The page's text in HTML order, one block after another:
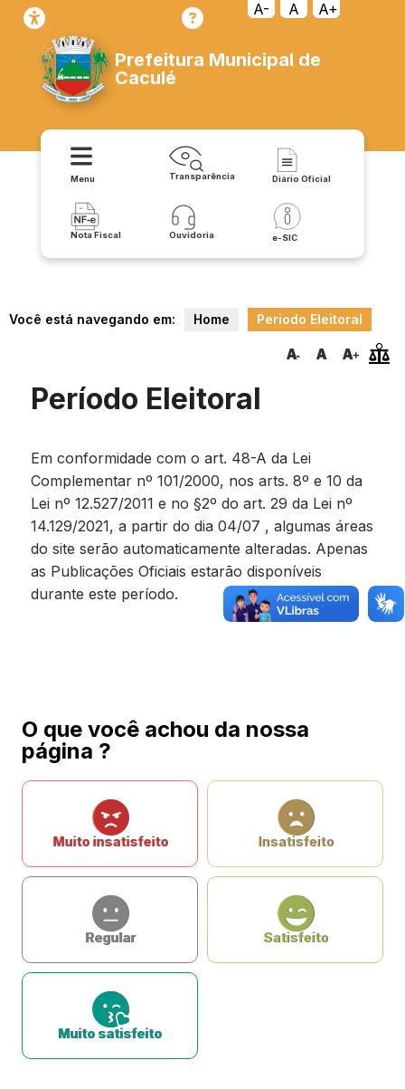
A- A A+
Prefeitura Municipal de
Caculé
Menu Transparência Diário Oficial
Nota Fiscal Ouvidoria e-SIC
Você está navegando em: Home Periodo Eleitoral
Período Eleitoral
Em conformidade com o art. 48-A da Lei
Complementar nº 101/2000, nos arts. 8º e 10 da
Lei nº 12.527/2011 e no §2º do art. 29 da Lei nº
14.129/2021, a partir do dia 04/07 , algumas áreas
do site serão automaticamente alteradas. Apenas
as Publicações Oficiais estarão disponíveis
durante este período.
O que você achou da nossa
página ?
Muito insatisfeito Insatisfeito
Regular Satisfeito
Muito satisfeito